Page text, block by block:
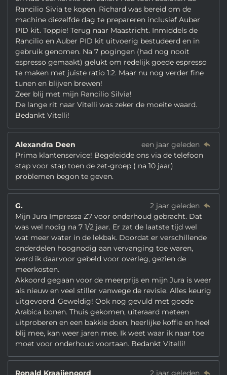
Rancilio Sivia te kopen. Richard was bereid om de
machine diezelfde dag te prepareren inclusief Auber
PID kit. Toppie! Terug naar Maastricht. Inmiddels de
Rancilio en Auber PID kit uitvoerig bestudeerd en in
gebruik genomen. Na 7 pogingen (had nog nooit
espresso gemaakt) gelukt om redelijk goede espresso
te maken met juiste ratio 1:2. Maar nu nog verder fine
tunen en blijven brewen!
Zeer blij met mijn Rancilio Silvia!
De lange rit naar Vitelli was zeker de moeite waard.
Bedankt Vitelli!
Alexandra Deen
een jaar geleden
Prima klantenservice! Begeleidde ons via de telefoon
stap voor stap toen de zet-groep ( na 10 jaar)
problemen begon te geven.
G.
2 jaar geleden
Mijn Jura Impressa Z7 voor onderhoud gebracht. Dat
was wel nodig na 7 1/2 jaar. Er zat de laatste tijd wel
wat meer water in de lekbak. Doordat er verschillende
onderdelen hoognodig aan vervanging toe waren,
werd ik daarvoor gebeld voor overleg, gezien de
meerkosten.
Akkoord gegaan voor de meerprijs en mijn Jura is weer
als nieuw en veel stiller vanwege de revisie. Alles keurig
uitgevoerd. Geweldig! Ook nog gevuld met goede
Arabica bonen. Thuis gekomen, uiteraard meteen
uitproberen en een bakkie doen, heerlijke koffie en heel
blij mee, kan weer jaren mee. Ik weet waar ik naar toe
moet voor onderhoud voortaan. Bedankt Vitelli!
Ronald Kraaijenoord 2 jaar geleden